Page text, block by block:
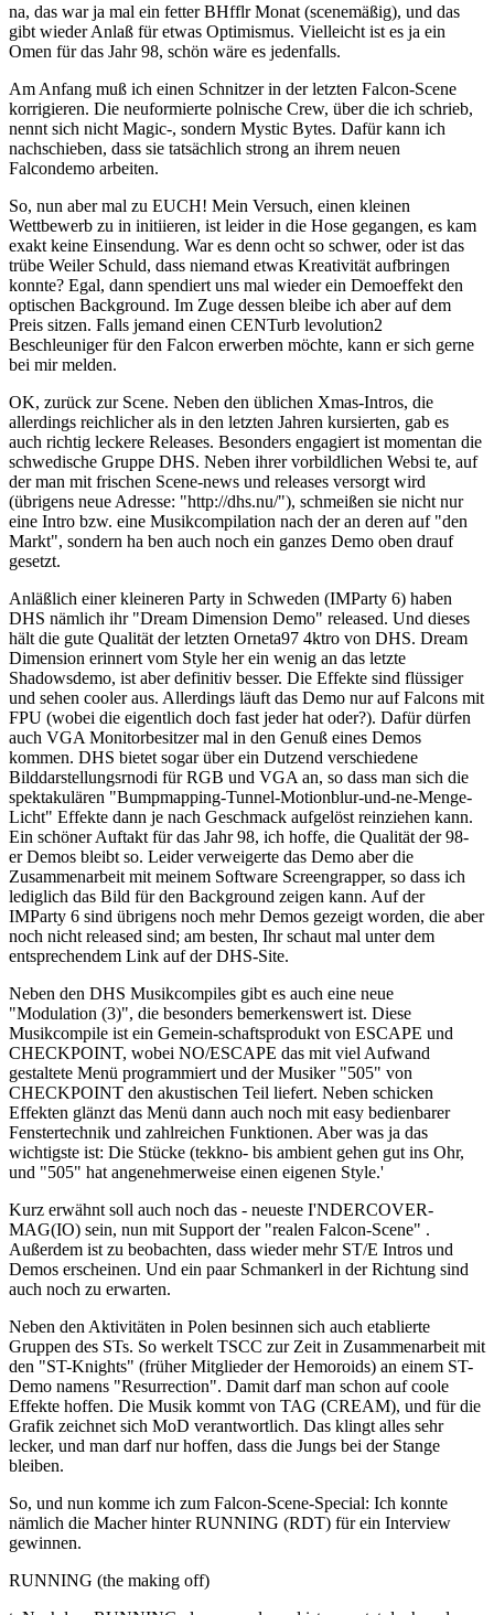
na, das war ja mal ein fetter BHfflr Monat (scenemäßig), und das
gibt wieder Anlaß für etwas Optimismus. Vielleicht ist es ja ein
Omen für das Jahr 98, schön wäre es jedenfalls.
Am Anfang muß ich einen Schnitzer in der letzten Falcon-Scene
korrigieren. Die neuformierte polnische Crew, über die ich schrieb,
nennt sich nicht Magic-, sondern Mystic Bytes. Dafür kann ich
nachschieben, dass sie tatsächlich strong an ihrem neuen
Falcondemo arbeiten.
So, nun aber mal zu EUCH! Mein Versuch, einen kleinen
Wettbewerb zu in initiieren, ist leider in die Hose gegangen, es kam
exakt keine Einsendung. War es denn ocht so schwer, oder ist das
trübe Weiler Schuld, dass niemand etwas Kreativität aufbringen
konnte? Egal, dann spendiert uns mal wieder ein Demoeffekt den
optischen Background. Im Zuge dessen bleibe ich aber auf dem
Preis sitzen. Falls jemand einen CENTurb levolution2
Beschleuniger für den Falcon erwerben möchte, kann er sich gerne
bei mir melden.
OK, zurück zur Scene. Neben den üblichen Xmas-Intros, die
allerdings reichlicher als in den letzten Jahren kursierten, gab es
auch richtig leckere Releases. Besonders engagiert ist momentan die
schwedische Gruppe DHS. Neben ihrer vorbildlichen Websi te, auf
der man mit frischen Scene-news und releases versorgt wird
(übrigens neue Adresse: "http://dhs.nu/"), schmeißen sie nicht nur
eine Intro bzw. eine Musikcompilation nach der an deren auf "den
Markt", sondern ha ben auch noch ein ganzes Demo oben drauf
gesetzt.
Anläßlich einer kleineren Party in Schweden (IMParty 6) haben
DHS nämlich ihr "Dream Dimension Demo" released. Und dieses
hält die gute Qualität der letzten Orneta97 4ktro von DHS. Dream
Dimension erinnert vom Style her ein wenig an das letzte
Shadowsdemo, ist aber definitiv besser. Die Effekte sind flüssiger
und sehen cooler aus. Allerdings läuft das Demo nur auf Falcons mit
FPU (wobei die eigentlich doch fast jeder hat oder?). Dafür dürfen
auch VGA Monitorbesitzer mal in den Genuß eines Demos
kommen. DHS bietet sogar über ein Dutzend verschiedene
Bilddarstellungsrnodi für RGB und VGA an, so dass man sich die
spektakulären "Bumpmapping-Tunnel-Motionblur-und-ne-Menge-
Licht" Effekte dann je nach Geschmack aufgelöst reinziehen kann.
Ein schöner Auftakt für das Jahr 98, ich hoffe, die Qualität der 98-
er Demos bleibt so. Leider verweigerte das Demo aber die
Zusammenarbeit mit meinem Software Screengrapper, so dass ich
lediglich das Bild für den Background zeigen kann. Auf der
IMParty 6 sind übrigens noch mehr Demos gezeigt worden, die aber
noch nicht released sind; am besten, Ihr schaut mal unter dem
entsprechendem Link auf der DHS-Site.
Neben den DHS Musikcompiles gibt es auch eine neue
"Modulation (3)", die besonders bemerkenswert ist. Diese
Musikcompile ist ein Gemein-schaftsprodukt von ESCAPE und
CHECKPOINT, wobei NO/ESCAPE das mit viel Aufwand
gestaltete Menü programmiert und der Musiker "505" von
CHECKPOINT den akustischen Teil liefert. Neben schicken
Effekten glänzt das Menü dann auch noch mit easy bedienbarer
Fenstertechnik und zahlreichen Funktionen. Aber was ja das
wichtigste ist: Die Stücke (tekkno- bis ambient gehen gut ins Ohr,
und "505" hat angenehmerweise einen eigenen Style.'
Kurz erwähnt soll auch noch das - neueste I'NDERCOVER-
MAG(IO) sein, nun mit Support der "realen Falcon-Scene" .
Außerdem ist zu beobachten, dass wieder mehr ST/E Intros und
Demos erscheinen. Und ein paar Schmankerl in der Richtung sind
auch noch zu erwarten.
Neben den Aktivitäten in Polen besinnen sich auch etablierte
Gruppen des STs. So werkelt TSCC zur Zeit in Zusammenarbeit mit
den "ST-Knights" (früher Mitglieder der Hemoroids) an einem ST-
Demo namens "Resurrection". Damit darf man schon auf coole
Effekte hoffen. Die Musik kommt von TAG (CREAM), und für die
Grafik zeichnet sich MoD verantwortlich. Das klingt alles sehr
lecker, und man darf nur hoffen, dass die Jungs bei der Stange
bleiben.
So, und nun komme ich zum Falcon-Scene-Special: Ich konnte
nämlich die Macher hinter RUNNING (RDT) für ein Interview
gewinnen.
RUNNING (the making off)